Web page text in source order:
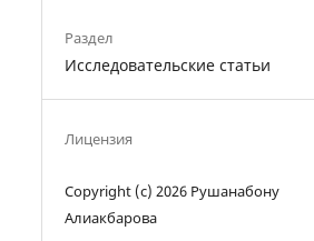
Раздел
Исследовательские статьи
Лицензия
Copyright (c) 2026 Рушанабону
Алиакбарова